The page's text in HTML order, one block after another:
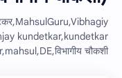
kundetkar,kundetkar
चौकशी,